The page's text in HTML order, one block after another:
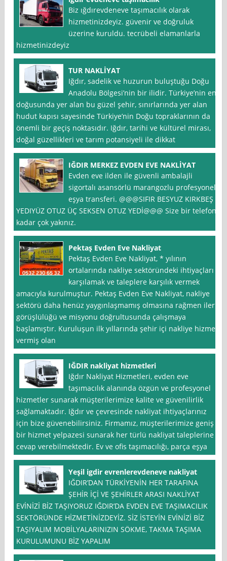
Biz ığdırevdeneve taşımacılık olarak
hizmetinizdeyiz. güvenir ve doğruluk
üzerine kuruldu. tecrübeli elamanlarla
hizmetinizdeyiz
TUR NAKLİYAT
Iğdır, sadelik ve huzurun buluştuğu Doğu
Anadolu Bölgesi’nin bir ilidir. Türkiye’nin en
doğusunda yer alan bu güzel şehir, sınırlarında yer alan
hudut kapısı sayesinde Türkiye’nin Doğu topraklarının da
önemli bir geçiş noktasıdır. Iğdır, tarihi ve kültürel mirası,
doğal güzellikleri ve tarım potansiyeli ile dikkat
IĞDIR MERKEZ EVDEN EVE NAKLİYAT
Evden eve ilden ile güvenli ambalajli
sigortalı asansörlü marangozlu profesyonel
eşya transferi. @@@SIFIR BESYUZ KIRKBEŞ
YEDIYÜZ OTUZ ÜÇ SEKSEN OTUZ YEDİ@@@ Size bir telefon
kadar çok yakınız.
Pektaş Evden Eve Nakliyat
Pektaş Evden Eve Nakliyat, * yılının
ortalarında nakliye sektöründeki ihtiyaçları
karşılamak ve taleplere karşılık vermek
amacıyla kurulmuştur. Pektaş Evden Eve Nakliyat, nakliye
sektörü daha henüz yaygınlaşmamış olmasına rağmen ileri
görüşlülüğü ve misyonu doğrultusunda çalışmaya
başlamıştır. Kuruluşun ilk yıllarında şehir içi nakliye hizmeti
vermiş olan
IĞDIR nakliyat hizmetleri
Iğdır Nakliyat Hizmetleri, evden eve
taşımacılık alanında özgün ve profesyonel
hizmetler sunarak müşterilerimize kalite ve güvenilirlik
sağlamaktadır. Iğdır ve çevresinde nakliyat ihtiyaçlarınız
için bize güvenebilirsiniz. Firmamız, müşterilerimize geniş
bir hizmet yelpazesi sunarak her türlü nakliyat taleplerine
cevap verebilmektedir. Ev ve ofis taşımacılığı, parça eşya
Yeşil igdir evrenlerevdeneve nakliyat
IĞDIR’DAN TÜRKİYENİN HER TARAFINA
ŞEHİR İÇİ VE ŞEHİRLER ARASI NAKLİYAT
EVİNİZİ BİZ TAŞIYORUZ IĞDIR’DA EVDEN EVE TAŞIMACILIK
SEKTÖRÜNDE HİZMETİNİZDEYİZ. SİZ İSTEYİN EVİNİZİ BİZ
TAŞIYALIM MOBİLYALARINIZIN SÖKME, TAKMA TAŞIMA
KURULUMUNU BİZ YAPALIM